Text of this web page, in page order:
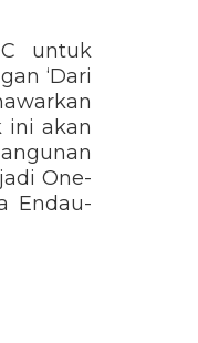
untuk
‘Dari
ini akan
One-
Endau-